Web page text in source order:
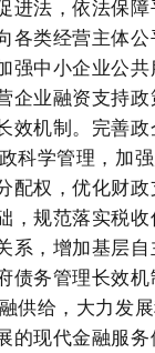
进法，依法保
各类经营主体
强中小企业公
企业融资支持
效机制。完善
科学管理，加
配权，优化财
，规范落实税
系，增加基层
债务管理长效
供给，大力发
的现代金融服